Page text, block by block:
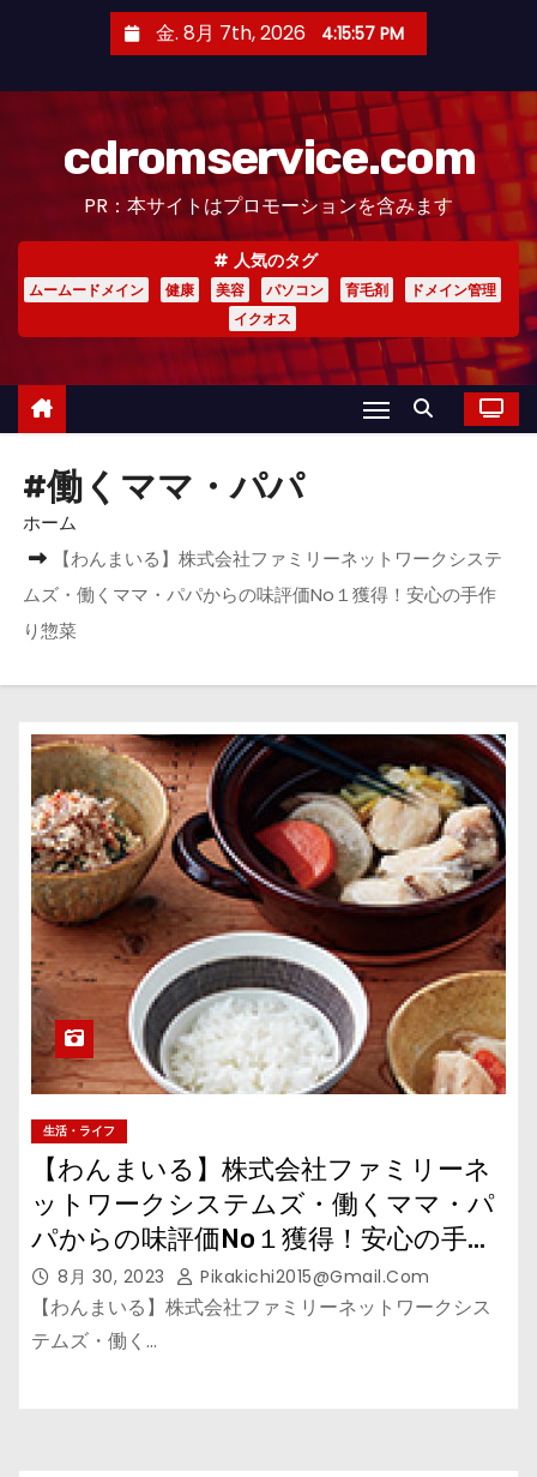
金. 8月 7th, 2026 4:15:58 PM
cdromservice.com
PR：本サイトはプロモーションを含みます
人気のタグ
ムームードメイン 健康 美容 パソコン 育毛剤
ドメイン管理
イクオス
#働くママ・パパ
ホーム
【わんまいる】株式会社ファミリーネットワークシステ
ムズ・働くママ・パパからの味評価No１獲得！安心の手作
り惣菜
生活・ライフ
【わんまいる】株式会社ファミリーネ
ットワークシステムズ・働くママ・パ
パからの味評価No１獲得！安心の手作
り惣菜
8月 30, 2023 Pikakichi2015@gmail.com
【わんまいる】株式会社ファミリーネットワークシス
テムズ・働く…